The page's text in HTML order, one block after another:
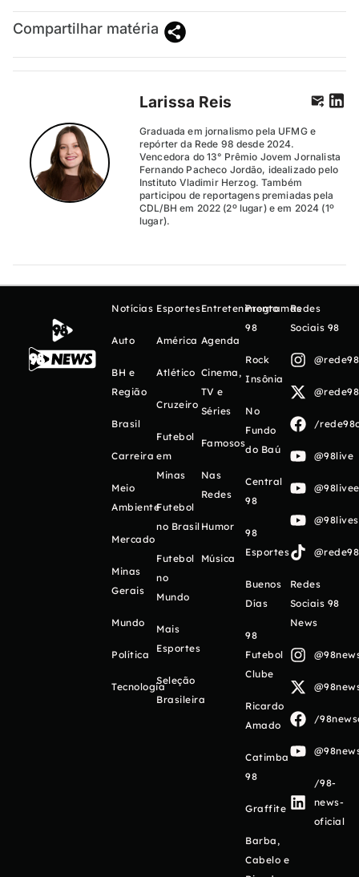
Compartilhar matéria
Larissa Reis
Graduada em jornalismo pela UFMG e
repórter da Rede 98 desde 2024.
Vencedora do 13° Prêmio Jovem Jornalista
Fernando Pacheco Jordão, idealizado pelo
Instituto Vladimir Herzog. Também
participou de reportagens premiadas pela
CDL/BH em 2022 (2º lugar) e em 2024 (1º
lugar).
Notícias
Auto
BH e
Região
Brasil
Carreira
Meio
Ambiente
Mercado
Minas
Gerais
Mundo
Política
Tecnologia
Esportes
América
Atlético
Cruzeiro
Futebol
em
Minas
Futebol
no Brasil
Futebol
no
Mundo
Mais
Esportes
Seleção
Brasileira
Entretenimento
Agenda
Cinema,
TV e
Séries
Famosos
Nas
Redes
Humor
Música
Programas
98
Rock
Insônia
No
Fundo
do Baú
Central
98
98
Esportes
Buenos
Días
98
Futebol
Clube
Ricardo
Amado
Catimba
98
Graffite
Barba,
Cabelo e
Redes
Sociais 98
/
@98live
Redes
Sociais 98
News
/
/98-
news-
oficial